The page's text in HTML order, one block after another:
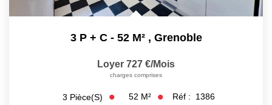
3 P + C - 52 M² , Grenoble
Loyer 727 €/mois
charges comprises
3 Pièce(s) 52 M² Réf : 1386